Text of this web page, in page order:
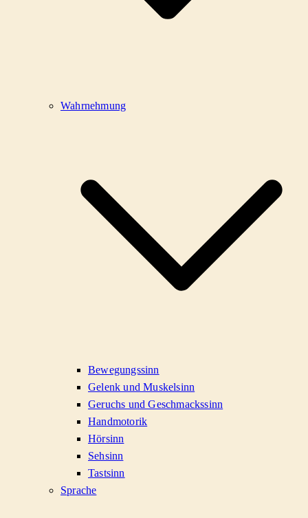
Wahrnehmung
Bewegungssinn
Gelenk und Muskelsinn
Geruchs und Geschmackssinn
Handmotorik
Hörsinn
Sehsinn
Tastsinn
Sprache